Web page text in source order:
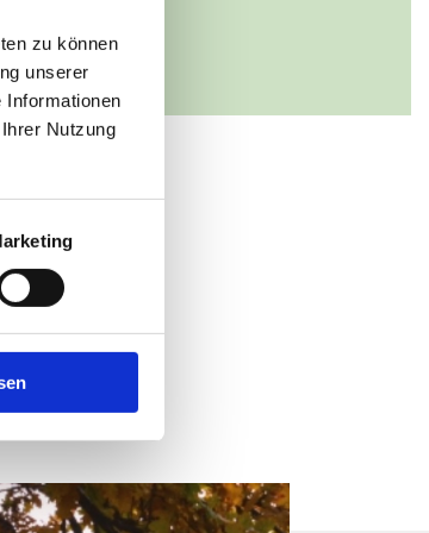
zu können
unserer
Informationen
Nutzung